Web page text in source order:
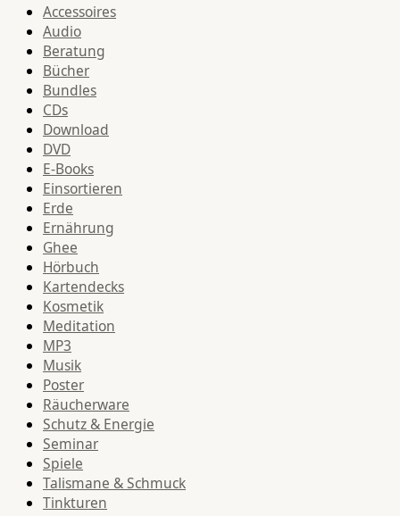
Accessoires
Audio
Beratung
Bücher
Bundles
CDs
Download
DVD
E-Books
Einsortieren
Erde
Ernährung
Ghee
Hörbuch
Kartendecks
Kosmetik
Meditation
MP3
Musik
Poster
Räucherware
Schutz & Energie
Seminar
Spiele
Talismane & Schmuck
Tinkturen